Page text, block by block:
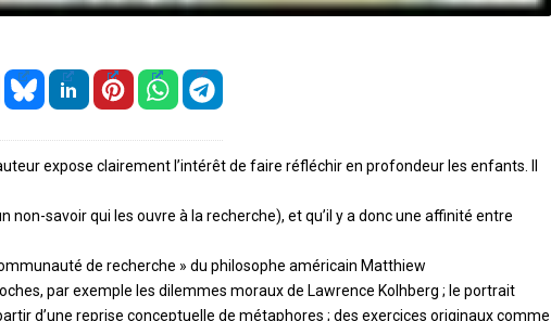
expose clairement l’intérêt de faire réfléchir en profondeur les enfants. Il
non-savoir qui les ouvre à la recherche), et qu’il y a donc une affinité entre
de recherche » du philosophe américain Matthiew
par exemple les dilemmes moraux de Lawrence Kolhberg ; le portrait
d’une reprise conceptuelle de métaphores ; des exercices originaux comme